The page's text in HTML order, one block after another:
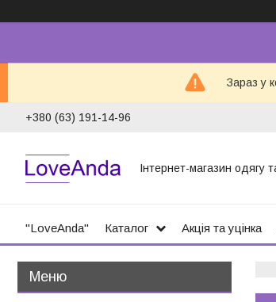
Зараз у
+380 (63) 191-14-96
Інтернет-магазин одягу
"LoveAnda" Каталог Акція та уцінка